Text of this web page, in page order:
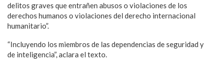
delitos graves que entrañen abusos o violaciones de los
derechos humanos o violaciones del derecho internacional
humanitario”.
“Incluyendo los miembros de las dependencias de seguridad y
de inteligencia”, aclara el texto.